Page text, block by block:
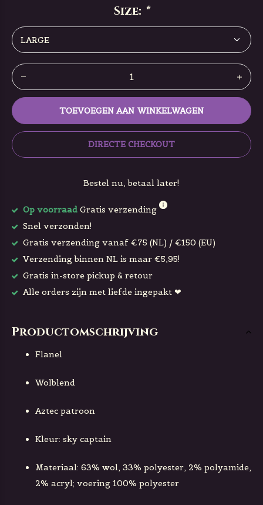
Size: *
TOEVOEGEN AAN WINKELWAGEN
DIRECTE CHECKOUT
Bestel nu, betaal later!
Op voorraad Gratis verzending
Snel verzonden!
Gratis verzending vanaf €75 (NL) / €150 (EU)
Verzending binnen NL is maar €5,95!
Gratis in-store pickup & retour
Alle orders zijn met liefde ingepakt ❤
Productomschrijving
Flanel
Wolblend
Aztec patroon
Kleur: sky captain
Materiaal: 63% wol, 33% polyester, 2% polyamide,
2% acryl; voering 100% polyester